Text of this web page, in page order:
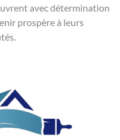
avec détermination
prospère à leurs